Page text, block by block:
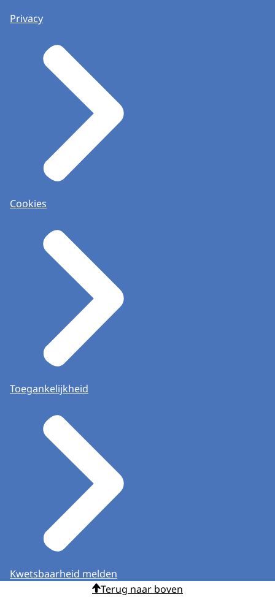
Privacy
Cookies
Toegankelijkheid
Kwetsbaarheid melden
Terug naar boven